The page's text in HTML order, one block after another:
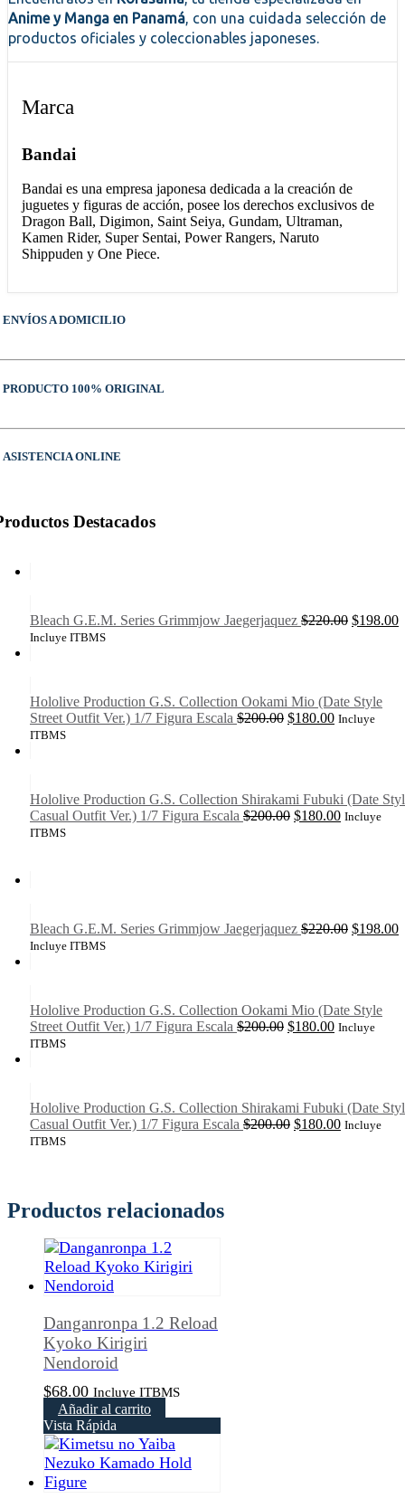
Anime y Manga en Panamá, con una cuidada selección de
productos oficiales y coleccionables japoneses.
Marca
Bandai
Bandai es una empresa japonesa dedicada a la creación de
juguetes y figuras de acción, posee los derechos exclusivos de
Dragon Ball, Digimon, Saint Seiya, Gundam, Ultraman,
Kamen Rider, Super Sentai, Power Rangers, Naruto
Shippuden y One Piece.
ENVÍOS A DOMICILIO
PRODUCTO 100% ORIGINAL
ASISTENCIA ONLINE
Destacados
Bleach G.E.M. Series Grimmjow Jaegerjaquez $220.00 El
$198.00
Incluye ITBMS
Hololive Production G.S. Collection Ookami Mio (Date Style
Street Outfit Ver.) 1/7 Figura Escala $200.00 El
$180.00ElIncluye
ITBMS
Hololive Production G.S. Collection Shirakami Fubuki (Date
Casual Outfit Ver.) 1/7 Figura Escala $200.00 El
$180.00ElIncluye
ITBMS
Bleach G.E.M. Series Grimmjow Jaegerjaquez $220.00 El
$198.00
Incluye ITBMS
Hololive Production G.S. Collection Ookami Mio (Date Style
Street Outfit Ver.) 1/7 Figura Escala $200.00 El
$180.00ElIncluye
ITBMS
Hololive Production G.S. Collection Shirakami Fubuki (Date
Casual Outfit Ver.) 1/7 Figura Escala $200.00 El
$180.00ElIncluye
ITBMS
Productos relacionados
Danganronpa 1.2 Reload
Kyoko Kirigiri
Nendoroid
$68.00 Incluye ITBMS
Añadir al carrito
Vista Rápida